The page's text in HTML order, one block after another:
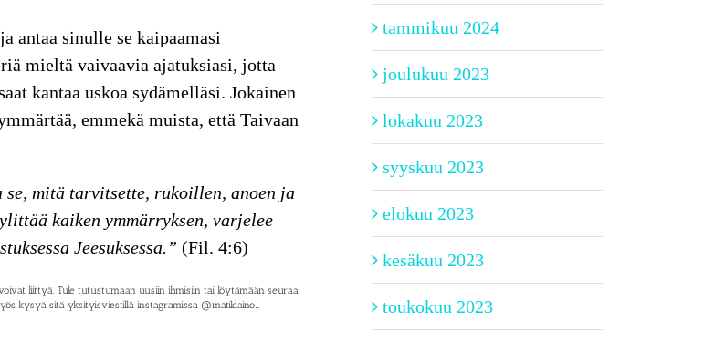
antaa sinulle se kaipaamasi
mieltä vaivaavia ajatuksiasi, jotta
kantaa uskoa sydämelläsi. Jokainen
emmekä muista, että Taivaan
se, mitä tarvitsette, rukoillen, anoen ja
kaiken ymmärryksen, varjelee
Jeesuksessa.” (Fil. 4:6)
liittyä. Tule tutustumaan uusiin ihmisiin tai löytämään seuraa
kysyä sitä yksityisviestillä instagramissa @matildaino_
tammikuu 2024
joulukuu 2023
lokakuu 2023
syyskuu 2023
elokuu 2023
kesäkuu 2023
toukokuu 2023